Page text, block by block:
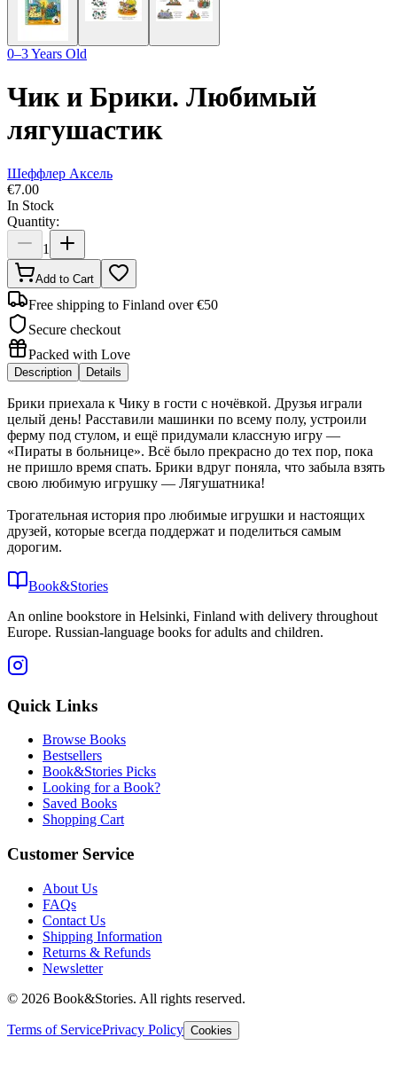
0–3 Years Old
Чик и Брики. Любимый
лягушастик
Шеффлер Аксель
€7.00
In Stock
Quantity:
1
Add to Cart
Free shipping to Finland over €50
Secure checkout
Packed with Love
Description Details
Брики приехала к Чику в гости с ночёвкой. Друзья играли
целый день! Расставили машинки по всему полу, устроили
ферму под стулом, и ещё придумали классную игру —
«Пираты в больнице». Всё было прекрасно до тех пор, пока
не пришло время спать. Брики вдруг поняла, что забыла взять
свою любимую игрушку — Лягушатника!
Трогательная история про любимые игрушки и настоящих
друзей, которые всегда поддержат и поделиться самым
дорогим.
Book&Stories
An online bookstore in Helsinki, Finland with delivery throughout
Europe. Russian-language books for adults and children.
Quick Links
Browse Books
Bestsellers
Book&Stories Picks
Looking for a Book?
Saved Books
Shopping Cart
Customer Service
About Us
FAQs
Contact Us
Shipping Information
Returns & Refunds
Newsletter
© 2026 Book&Stories. All rights reserved.
Terms of ServicePrivacy Policy Cookies